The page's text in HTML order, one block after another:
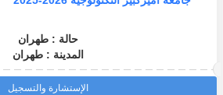
حالة : طهران
المدينة : طهران
الإستشارة والتسجيل